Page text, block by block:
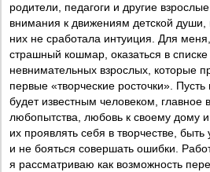
родители, педагоги и другие
внимания к движениям детской души,
них не сработала интуиция. Для
страшный кошмар, оказаться в
невнимательных взрослых, которые
первые «творческие росточки».
будет известным человеком, главное
любопытства, любовь к своему дому
их проявлять себя в творчестве,
и не бояться совершать ошибки.
я рассматриваю как возможность